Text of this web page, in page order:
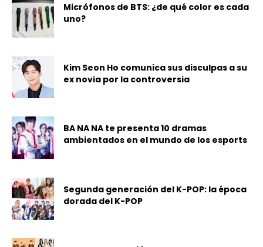
Micrófonos de BTS: ¿de qué color es cada
uno?
Kim Seon Ho comunica sus disculpas a su
ex novia por la controversia
BA NA NA te presenta 10 dramas
ambientados en el mundo de los esports
Segunda generación del K-POP: la época
dorada del K-POP